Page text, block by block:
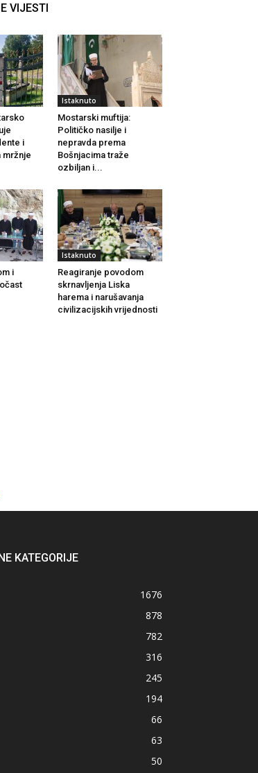
VIJESTI
i
mržnje
Istaknuto
Mostarski muftija:
Političko nasilje i
nepravda prema
Bošnjacima traže
ozbiljan i...
i
Istaknuto
Reagiranje povodom
skrnavljenja Liska
harema i narušavanja
civilizacijskih vrijednosti
KATEGORIJE
1676
878
782
316
245
194
66
63
50